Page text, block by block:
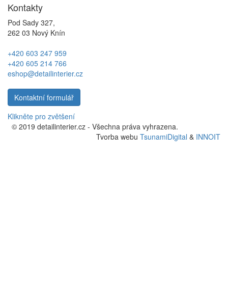
Kontakty
Pod Sady 327,
262 03 Nový Knín
+420 603 247 959
+420 605 214 766
eshop@detailinterier.cz
Kontaktní formulář
Klikněte pro zvětšení
© 2019 detailinterier.cz - Všechna práva vyhrazena.
Tvorba webu TsunamiDigital & INNOIT